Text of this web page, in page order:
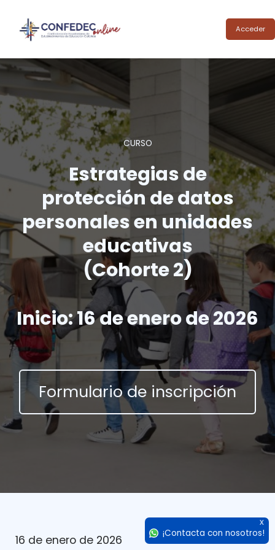
Acceder
CURSO
Estrategias de
protección de datos
personales en unidades
educativas
(Cohorte 2)
Inicio: 16 de enero de 2026
Formulario de inscripción
16 de enero de 2026
X
¡Contacta con nosotros!